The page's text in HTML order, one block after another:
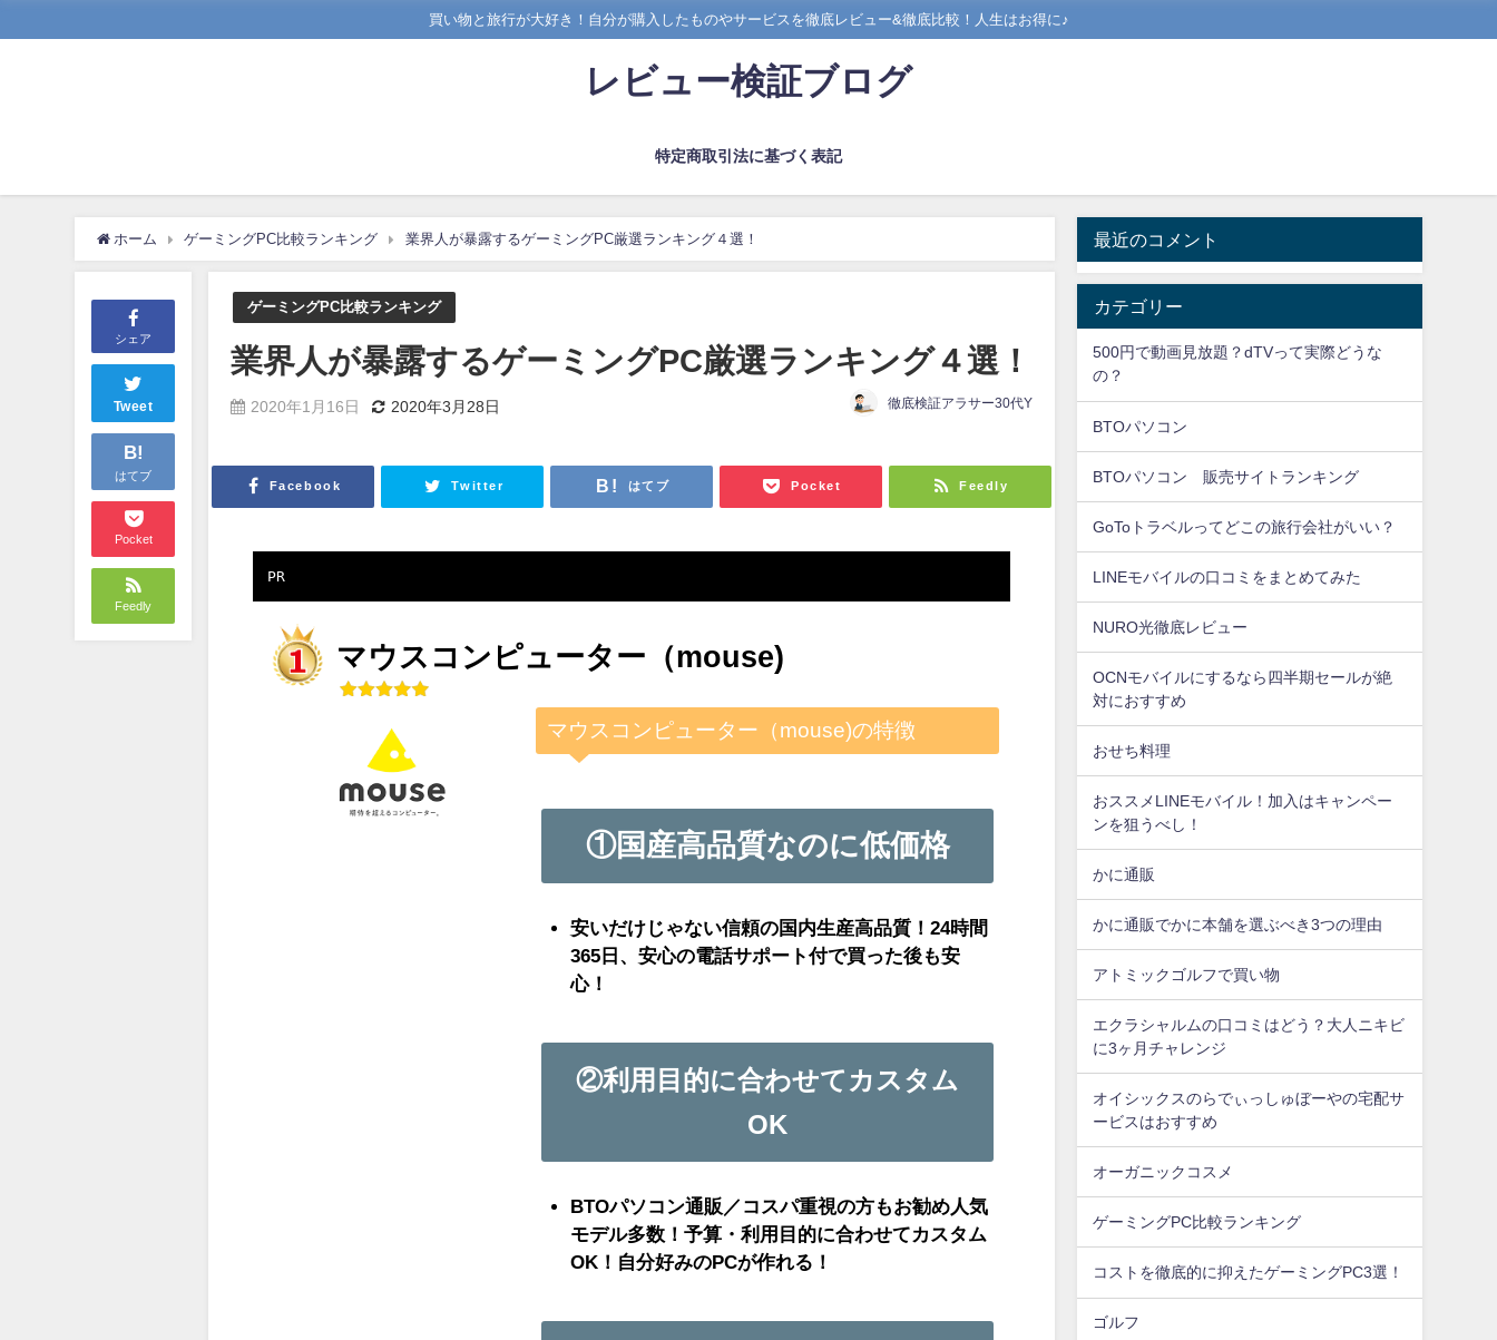
買い物と旅行が大好き！自分が購入したものやサービスを徹底レビュー&徹底比較！人生はお得に♪
レビュー検証ブログ
特定商取引法に基づく表記
ホーム ゲーミングPC比較ランキング 業界人が暴露するゲーミングPC厳選ランキング４選！
シェア
Tweet
B!
はてブ
Pocket
Feedly
ゲーミングPC比較ランキング
業界人が暴露するゲーミングPC厳選ランキング４選！
2020年1月16日 2020年3月28日 徹底検証アラサー30代Y
Facebook Twitter はてブ Pocket Feedly
PR
マウスコンピューター（mouse)
マウスコンピューター（mouse)の特徴
①国産高品質なのに低価格
安いだけじゃない信頼の国内生産高品質！24時間
365日、安心の電話サポート付で買った後も安
心！
②利用目的に合わせてカスタム
OK
BTOパソコン通販／コスパ重視の方もお勧め人気
モデル多数！予算・利用目的に合わせてカスタム
OK！自分好みのPCが作れる！
最近のコメント
カテゴリー
500円で動画見放題？dTVって実際どうな
の？
BTOパソコン
BTOパソコン 販売サイトランキング
GoToトラベルってどこの旅行会社がいい？
LINEモバイルの口コミをまとめてみた
NURO光徹底レビュー
OCNモバイルにするなら四半期セールが絶
対におすすめ
おせち料理
おススメLINEモバイル！加入はキャンペー
ンを狙うべし！
かに通販
かに通販でかに本舗を選ぶべき3つの理由
アトミックゴルフで買い物
エクラシャルムの口コミはどう？大人ニキビ
に3ヶ月チャレンジ
オイシックスのらでぃっしゅぼーやの宅配サ
ービスはおすすめ
オーガニックコスメ
ゲーミングPC比較ランキング
コストを徹底的に抑えたゲーミングPC3選！
ゴルフ